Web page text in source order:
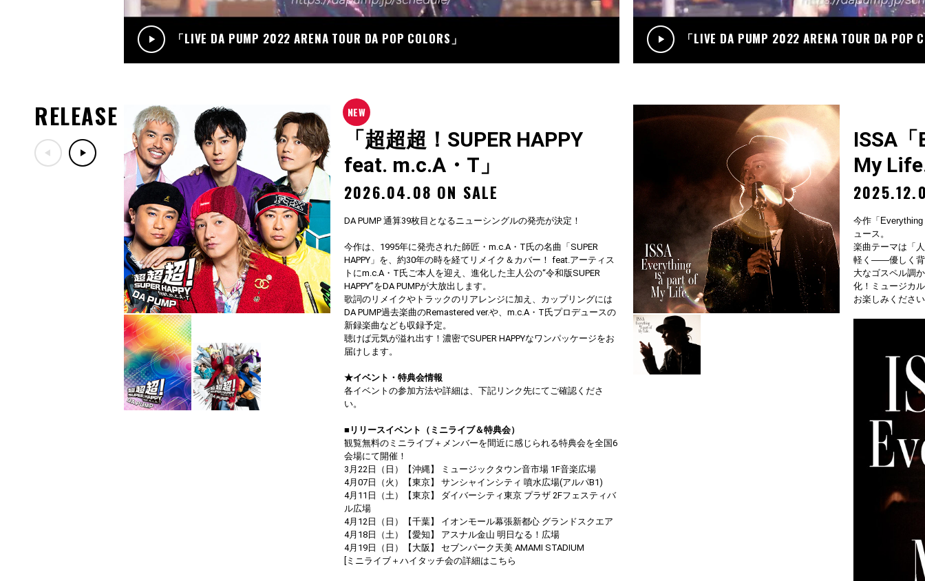
「LIVE DA PUMP 2022 ARENA TOUR DA POP COLORS」 「LIVE DA PUMP 2022 ARENA TOUR DA POP
RELEASE
「超超超！SUPER HAPPY
feat. m.c.A・T」
2026.04.08 ON SALE
DA PUMP 通算39枚目となるニューシングルの発売が決定！
今作は、1995年に発売された師匠・m.c.A・T氏の名曲「SUPER
HAPPY」を、約30年の時を経てリメイク＆カバー！ feat.アーティス
トにm.c.A・T氏ご本人を迎え、進化した主人公の“令和版SUPER
HAPPY”をDA PUMPが大放出します。
歌詞のリメイクやトラックのリアレンジに加え、カップリングには
DA PUMP過去楽曲のRemastered ver.や、m.c.A・T氏プロデュースの
新録楽曲なども収録予定。
聴けば元気が溢れ出す！濃密でSUPER HAPPYなワンパッケージをお
届けします。
★イベント・特典会情報
各イベントの参加方法や詳細は、下記リンク先にてご確認くださ
い。
■リリースイベント（ミニライブ＆特典会）
観覧無料のミニライブ＋メンバーを間近に感じられる特典会を全国6
会場にて開催！
3月22日（日）【沖縄】 ミュージックタウン音市場 1F音楽広場
4月07日（火）【東京】 サンシャインシティ 噴水広場(アルパB1)
4月11日（土）【東京】 ダイバーシティ東京 プラザ 2Fフェスティバ
ル広場
4月12日（日）【千葉】 イオンモール幕張新都心 グランドスクエア
4月18日（土）【愛知】 アスナル金山 明日なる！広場
4月19日（日）【大阪】 セブンパーク天美 AMAMI STADIUM
[ミニライブ＋ハイタッチ会の詳細はこちら
ISSA
My
今作「
ュース。
楽曲テーマは「
軽く——優しく背
大なゴスペル調
化！ミュージカ
お楽しみくださ